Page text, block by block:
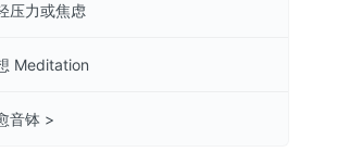
压力或焦虑
Meditation
音钵 >